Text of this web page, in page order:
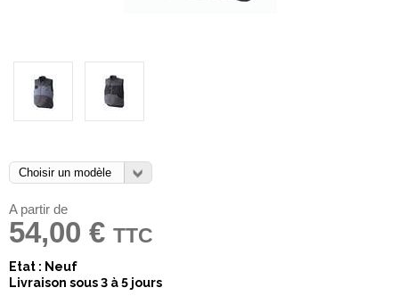
A partir de
54,00 € TTC
Etat : Neuf
Livraison sous 3 à 5 jours